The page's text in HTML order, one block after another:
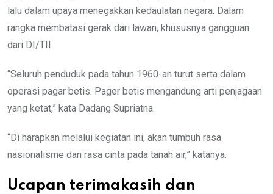
lalu dalam upaya menegakkan kedaulatan negara. Dalam
rangka membatasi gerak dari lawan, khususnya gangguan
dari DI/TII.
“Seluruh penduduk pada tahun 1960-an turut serta dalam
operasi pagar betis. Pager betis mengandung arti penjagaan
yang ketat,” kata Dadang Supriatna.
“Di harapkan melalui kegiatan ini, akan tumbuh rasa
nasionalisme dan rasa cinta pada tanah air,” katanya.
Ucapan terimakasih dan